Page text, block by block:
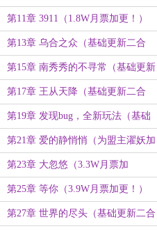
第11章 3911（1.8W月票加更！）
第13章 乌合之众（基础更新二合
一）
第15章 南秀秀的不寻常（基础更新
二合一）
第17章 王从天降（基础更新二合
一）
第19章 发现bug，全新玩法（基础
更新二合一）
第21章 爱的静悄悄（为盟主濯妖加
更！）
第23章 大忽悠（3.3W月票加
更！）
第25章 等你（3.9W月票加更！）
第27章 世界的尽头（基础更新二合